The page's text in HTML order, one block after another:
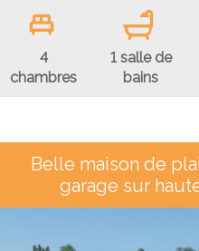
4
chambres
1 salle de
bains
Belle maison de
garage sur